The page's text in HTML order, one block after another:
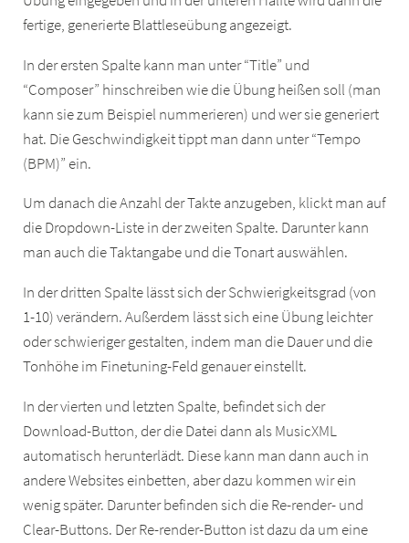
fertige, generierte Blattleseübung angezeigt.
In der ersten Spalte kann man unter “Title” und
“Composer” hinschreiben wie die Übung heißen soll (man
kann sie zum Beispiel nummerieren) und wer sie generiert
hat. Die Geschwindigkeit tippt man dann unter “Tempo
(BPM)” ein.
Um danach die Anzahl der Takte anzugeben, klickt man auf
die Dropdown-Liste in der zweiten Spalte. Darunter kann
man auch die Taktangabe und die Tonart auswählen.
In der dritten Spalte lässt sich der Schwierigkeitsgrad (von
1-10) verändern. Außerdem lässt sich eine Übung leichter
oder schwieriger gestalten, indem man die Dauer und die
Tonhöhe im Finetuning-Feld genauer einstellt.
In der vierten und letzten Spalte, befindet sich der
Download-Button, der die Datei dann als MusicXML
automatisch herunterlädt. Diese kann man dann auch in
andere Websites einbetten, aber dazu kommen wir ein
wenig später. Darunter befinden sich die Re-render- und
Clear-Buttons. Der Re-render-Button ist dazu da um eine